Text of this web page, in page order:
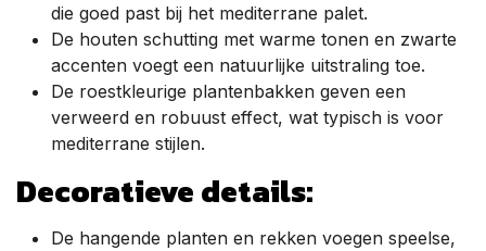
die goed past bij het mediterrane palet.
De houten schutting met warme tonen en zwarte
accenten voegt een natuurlijke uitstraling toe.
De roestkleurige plantenbakken geven een
verweerd en robuust effect, wat typisch is voor
mediterrane stijlen.
Decoratieve details:
De hangende planten en rekken voegen speelse,